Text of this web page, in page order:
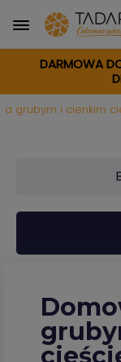
DARMOWA
grubym i cienkim